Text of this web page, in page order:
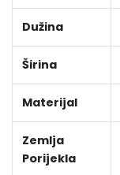
Dužina
Širina
Materijal
Zemlja
Porijekla